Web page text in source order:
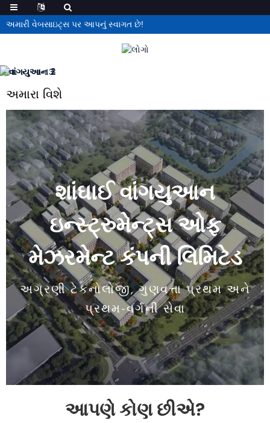
અમારી વેબસાઇટ્સ પર આપનું સ્વાગત છે!
અમારા વિશે
શાંઘાઈ વાંગયુઆન
ઇન્સ્ટ્રુમેન્ટ્સ ઓફ
મેઝરમેન્ટ કંપની લિમિટેડ
અગ્રણી ટેકનોલોજી, ગુણવત્તા પ્રથમ અને
પ્રથમ-વર્ગની સેવા
આપણે કોણ છીએ?